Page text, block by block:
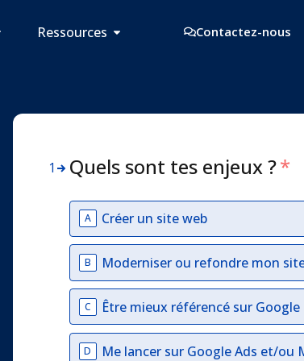
Ressources Contactez-nous
1 Quels sont tes enjeux ?*
A Créer un site web
B Moderniser ou refondre mon
C Être mieux référencé sur Google
D
Me lancer sur Google Ads et/ou